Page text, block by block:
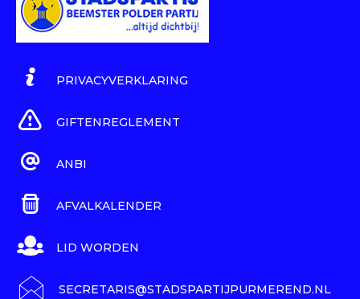
PRIVACYVERKLARING
GIFTENREGLEMENT
ANBI
AFVALKALENDER
LID WORDEN
SECRETARIS@STADSPARTIJPURMEREND.NL